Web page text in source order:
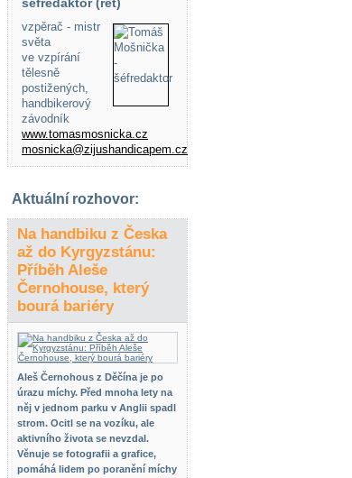
vzpěrač - mistr
světa
ve vzpírání
tělesně
postižených,
handbikerový
závodník
www.tomasmosnicka.cz
mosnicka@zijushandicapem.cz
Aktuální rozhovor:
Na handbiku z Česka
až do Kyrgyzstánu:
Příběh Aleše
Černohouse, který
bourá bariéry
Aleš Černohous z Děčína je po
úrazu míchy. Před mnoha lety na
něj v jednom parku v Anglii spadl
strom. Ocitl se na vozíku, ale
aktivního života se nevzdal.
Věnuje se fotografii a grafice,
pomáhá lidem po poranění míchy